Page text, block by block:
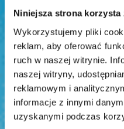
Niniejsza strona
Wykorzystujemy pliki
reklam, aby oferować
ruch w naszej witrynie.
naszej witryny,
reklamowym i
informacje z innymi
uzyskanymi podczas